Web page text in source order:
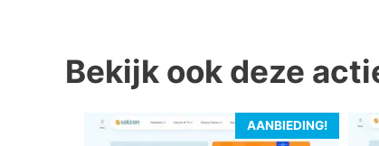
Bekijk ook deze
AANBIEDING!